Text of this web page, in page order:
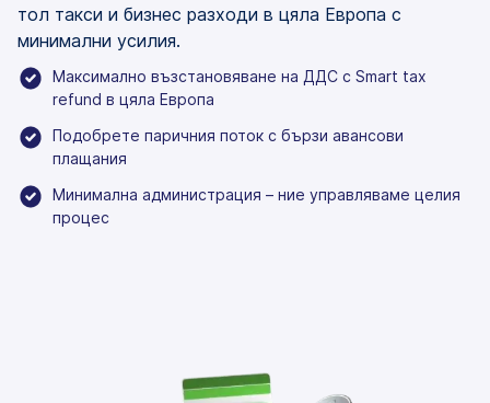
тол такси и бизнес разходи в цяла Европа с
минимални усилия.
Максимално възстановяване на ДДС с Smart tax
refund в цяла Европа
Подобрете паричния поток с бързи авансови
плащания
Минимална администрация – ние управляваме целия
процес